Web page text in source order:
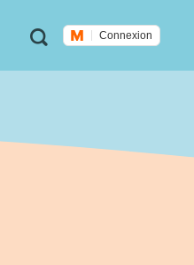
Métanavigation
RechercheConnexion